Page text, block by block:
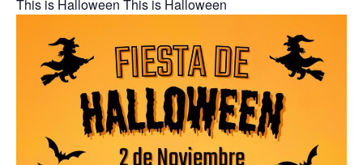
This is Halloween This is Halloween